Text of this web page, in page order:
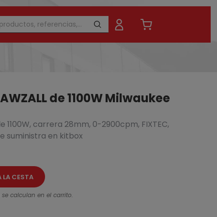
de 1100W Milwaukee
1100W, carrera 28mm, 0-2900cpm, FIXTEC,
suministra en kitbox
LA CESTA
calculan en el carrito.